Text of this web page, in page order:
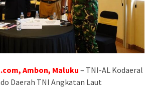
Ambon, Maluku – TNI-AL Kodaeral
Daerah TNI Angkatan Laut